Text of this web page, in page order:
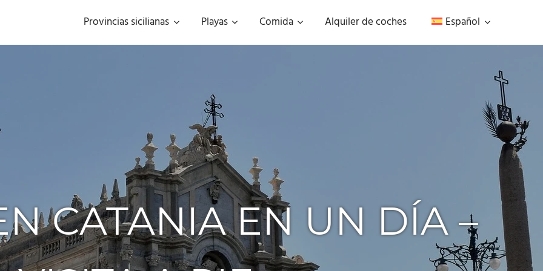
Provincias sicilianas Playas Comida Alquiler de coches Español
CATANIA EN UN DÍA –